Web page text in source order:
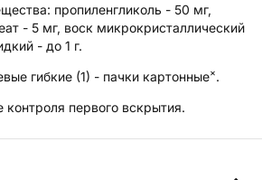
: пропиленгликоль - 50 мг,
- 5 мг, воск микрокристаллический
- до 1 г.
гибкие (1) - пачки картонные×.
контроля первого вскрытия.